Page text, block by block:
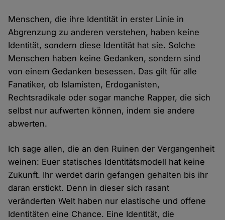
Menschen, die ihre Identität in erster Linie in
Abgrenzung zu anderen verstehen, haben keine
Identität, sondern diese Identität hat sie. Solche
Menschen haben keine Gedanken, sondern sind
von einem Gedanken besessen. Das gilt für alle
Fanatiker, ob Islamisten, Erdoganisten,
Rechtsradikale oder sogar manche Rapper, die sich
selbst nur aufwerten können, indem sie andere
abwerten.
Ich sage allen, die an den Ruinen der Vergangenheit
weinen: Euer statisches Identitätsmodell hat keine
Zukunft. Ihr werdet darin gefangen gehalten bis ihr
daran erstickt. Denn in dieser sich rasant
veränderten Welt haben nur elastische und offene
Identitäten eine Chance. Eine Identität, die